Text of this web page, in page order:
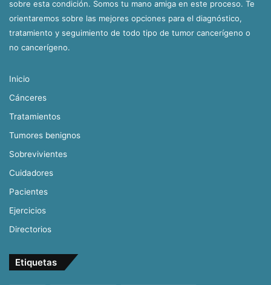
sobre esta condición. Somos tu mano amiga en este proceso. Te
orientaremos sobre las mejores opciones para el diagnóstico,
tratamiento y seguimiento de todo tipo de tumor cancerígeno o
no cancerígeno.
Inicio
Cánceres
Tratamientos
Tumores benignos
Sobrevivientes
Cuidadores
Pacientes
Ejercicios
Directorios
Etiquetas